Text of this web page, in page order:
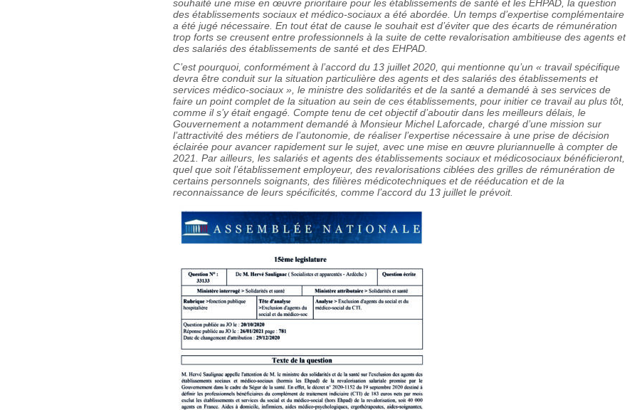
souhaité une mise en œuvre prioritaire pour les établissements de santé et les EHPAD, la question
des établissements sociaux et médico-sociaux a été abordée. Un temps d’expertise complémentaire
a été jugé nécessaire. En tout état de cause le souhait est d’éviter que des écarts de rémunération
trop forts se creusent entre professionnels à la suite de cette revalorisation ambitieuse des agents et
des salariés des établissements de santé et des EHPAD.
C’est pourquoi, conformément à l’accord du 13 juillet 2020, qui mentionne qu’un « travail spécifique
devra être conduit sur la situation particulière des agents et des salariés des établissements et
services médico-sociaux », le ministre des solidarités et de la santé a demandé à ses services de
faire un point complet de la situation au sein de ces établissements, pour initier ce travail au plus tôt,
comme il s’y était engagé. Compte tenu de cet objectif d’aboutir dans les meilleurs délais, le
Gouvernement a notamment demandé à Monsieur Michel Laforcade, chargé d’une mission sur
l’attractivité des métiers de l’autonomie, de réaliser l’expertise nécessaire à une prise de décision
éclairée pour avancer rapidement sur le sujet, avec une mise en œuvre pluriannuelle à compter de
2021. Par ailleurs, les salariés et agents des établissements sociaux et médicosociaux bénéficieront,
quel que soit l’établissement employeur, des revalorisations ciblées des grilles de rémunération de
certains personnels soignants, des filières médicotechniques et de rééducation et de la
reconnaissance de leurs spécificités, comme l’accord du 13 juillet le prévoit.